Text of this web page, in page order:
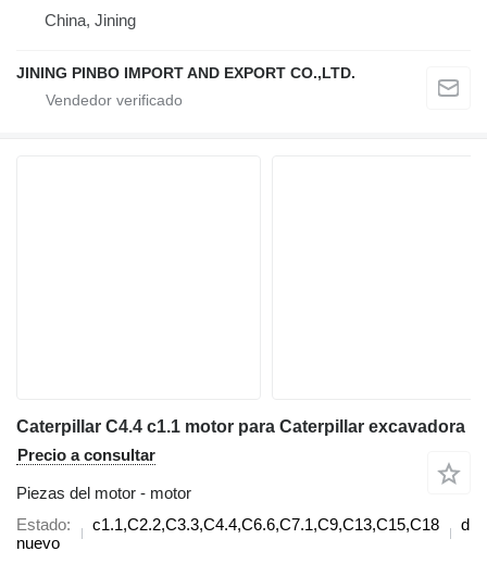
China, Jining
JINING PINBO IMPORT AND EXPORT CO.,LTD.
Caterpillar C4.4 c1.1 motor para Caterpillar excavadora
Precio a consultar
Piezas del motor - motor
Estado
nuevo
c1.1,C2.2,C3.3,C4.4,C6.6,C7.1,C9,C13,C15,C18